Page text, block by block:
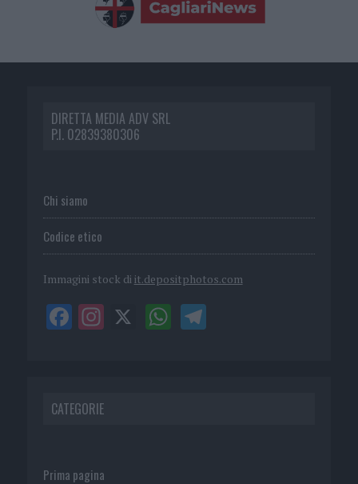
DIRETTA MEDIA ADV SRL
P.I. 02839380306
Chi siamo
Codice etico
Immagini stock di it.depositphotos.com
CATEGORIE
Prima pagina